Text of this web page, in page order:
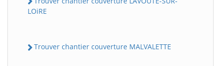
LOiRE
Trouver chantier couverture MALVALETTE